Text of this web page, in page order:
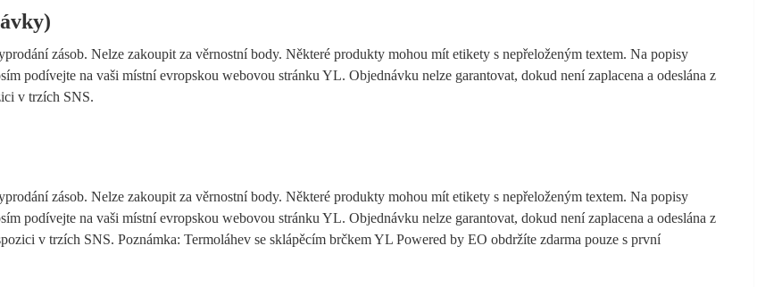
zásob. Nelze zakoupit za věrnostní body. Některé produkty mohou mít etikety s nepřeloženým textem. Na popisy
podívejte na vaši místní evropskou webovou stránku YL. Objednávku nelze garantovat, dokud není zaplacena a odeslána z
v trzích SNS.
zásob. Nelze zakoupit za věrnostní body. Některé produkty mohou mít etikety s nepřeloženým textem. Na popisy
podívejte na vaši místní evropskou webovou stránku YL. Objednávku nelze garantovat, dokud není zaplacena a odeslána z
v trzích SNS. Poznámka: Termoláhev se sklápěcím brčkem YL Powered by EO obdržíte zdarma pouze s první